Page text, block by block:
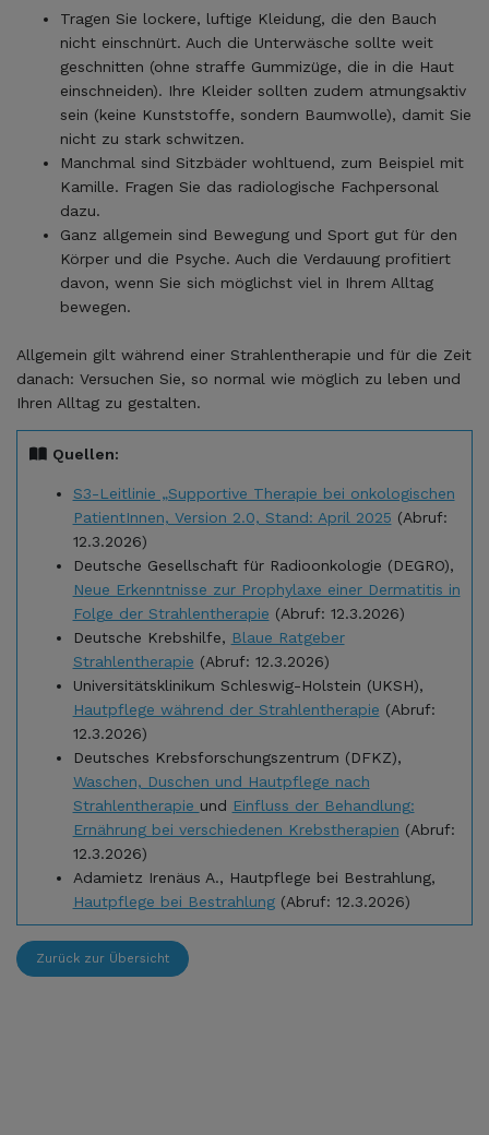
Zurück zur Übersicht
Tragen Sie lockere, luftige Kleidung, die den Bauch
nicht einschnürt. Auch die Unterwäsche sollte weit
geschnitten (ohne straffe Gummizüge, die in die Haut
einschneiden). Ihre Kleider sollten zudem atmungsaktiv
sein (keine Kunststoffe, sondern Baumwolle), damit Sie
nicht zu stark schwitzen.
Manchmal sind Sitzbäder wohltuend, zum Beispiel mit
Kamille. Fragen Sie das radiologische Fachpersonal
dazu.
Ganz allgemein sind Bewegung und Sport gut für den
Körper und die Psyche. Auch die Verdauung profitiert
davon, wenn Sie sich möglichst viel in Ihrem Alltag
bewegen.
Allgemein gilt während einer Strahlentherapie und für die Zeit
danach: Versuchen Sie, so normal wie möglich zu leben und
Ihren Alltag zu gestalten.
Quellen:
S3-Leitlinie „Supportive Therapie bei onkologischen
PatientInnen, Version 2.0, Stand: April 2025 (Abruf:
12.3.2026)
Deutsche Gesellschaft für Radioonkologie (DEGRO),
Neue Erkenntnisse zur Prophylaxe einer Dermatitis in
Folge der Strahlentherapie (Abruf: 12.3.2026)
Deutsche Krebshilfe, Blaue Ratgeber
Strahlentherapie (Abruf: 12.3.2026)
Universitätsklinikum Schleswig-Holstein (UKSH),
Hautpflege während der Strahlentherapie (Abruf:
12.3.2026)
Deutsches Krebsforschungszentrum (DFKZ),
Waschen, Duschen und Hautpflege nach
Strahlentherapie und Einfluss der Behandlung:
Ernährung bei verschiedenen Krebstherapien (Abruf:
12.3.2026)
Adamietz Irenäus A., Hautpflege bei Bestrahlung,
Hautpflege bei Bestrahlung(Abruf: 12.3.2026)